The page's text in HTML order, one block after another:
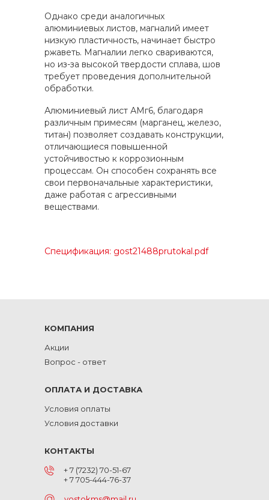
Однако среди аналогичных
алюминиевых листов, магналий имеет
низкую пластичность, начинает быстро
ржаветь. Магналии легко свариваются,
но из-за высокой твердости сплава, шов
требует проведения дополнительной
обработки.
Алюминиевый лист АМг6, благодаря
различным примесям (марганец, железо,
титан) позволяет создавать конструкции,
отличающиеся повышенной
устойчивостью к коррозионным
процессам. Он способен сохранять все
свои первоначальные характеристики,
даже работая с агрессивными
веществами.
Спецификация: gost21488prutokal.pdf
КОМПАНИЯ
Акции
Вопрос - ответ
ОПЛАТА И ДОСТАВКА
Условия оплаты
Условия доставки
КОНТАКТЫ
+ 7 (7232) 70-51-67
+ 7 705-444-76-37